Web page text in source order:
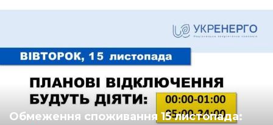
​​Обмеження споживання 15 листопада: